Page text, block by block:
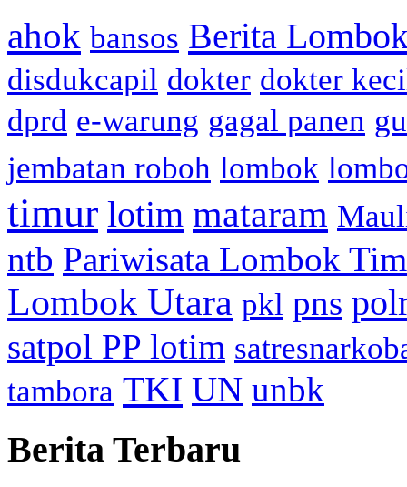
ahok bansos Berita
disdukcapil dokter dokter
dprd e-warung gagal panen
jembatan roboh lombok
timur lotim mataram
ntb Pariwisata Lombok
Lombok Utara pkl pns
satpol PP lotim
tambora TKI UN unbk
Berita Terbaru